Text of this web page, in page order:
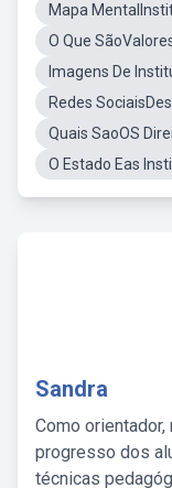
Mapa
O Que
Imagens De
Redes
Quais SaoOS
O Estado Eas
Sandra
Como
progresso dos
técnicas